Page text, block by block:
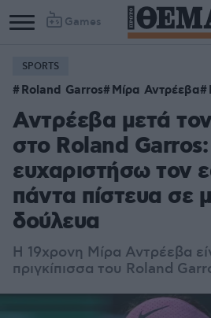
Games
SPORTS
Roland Garros Μίρα Αντρέεβα
Αντρέεβα μετά
στο Roland
ευχαριστήσω τον
πάντα πίστευα σε
δούλευα
Η 19χρονη Μίρα Αντρέεβα
πριγκίπισσα του Roland